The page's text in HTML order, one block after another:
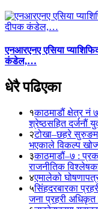
एनआरएनए एसिया
कंडेल,…
धेरै पढिएका
१काठमाडौं क्षेत्र नं
श्रेष्ठसहित दर्जनौं
२टोखा–छहरे
भएकाले विकल्प
३काठमाडौं–७ :
राजनीतिक
४एमालेको
५सिंहदरबारका
जना प्रहरी